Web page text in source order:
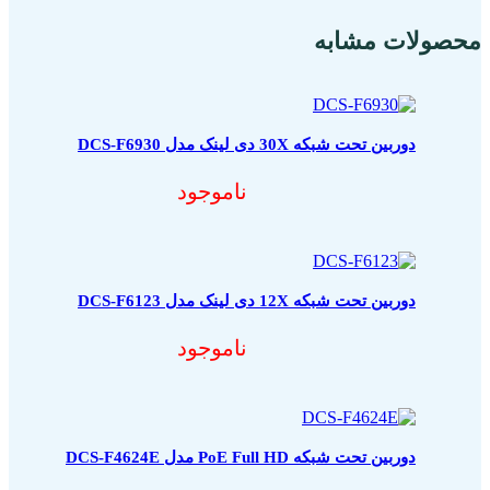
محصولات مشابه
دوربین تحت شبکه 30X دی لینک مدل DCS-F6930
ناموجود
دوربین تحت شبکه 12X دی لینک مدل DCS-F6123
ناموجود
دوربین تحت شبکه PoE Full HD مدل DCS-F4624E